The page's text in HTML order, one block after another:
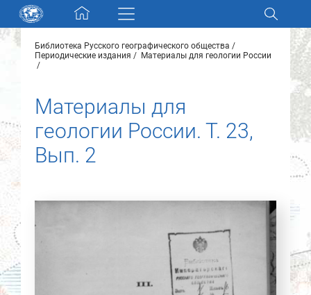
Skip navigation
Разделы и коллекции
Новости
О нас
Контакты
Партнеры
Библиотека Русского географического общества
Периодические издания
Материалы для геологии России
Материалы для
геологии России. Т. 23,
Вып. 2